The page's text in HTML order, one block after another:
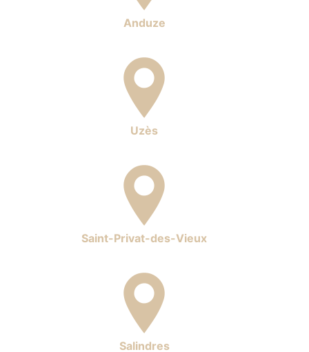
Anduze
Uzès
Saint-Privat-des-Vieux
Salindres